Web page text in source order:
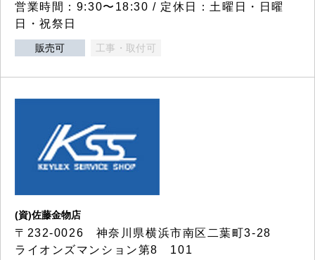
営業時間：9:30〜18:30 / 定休日：土曜日・日曜
日・祝祭日
販売可 工事・取付可
(資)佐藤金物店
〒232-0026 神奈川県横浜市南区二葉町3-28
ライオンズマンション第8 101